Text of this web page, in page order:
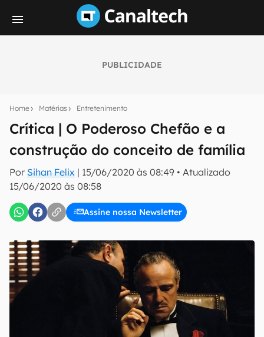
PUBLICIDADE
Home Matérias Entretenimento
Crítica | O Poderoso Chefão e a
construção do conceito de família
Por Sihan Felix | 15/06/2020 às 08:49 • Atualizado
15/06/2020 às 08:58
Assine nossa Newsletter
notícias e reviews sobre tecnologia em primeira
mão.
E-mail
Uso e Política de Privacidade do Canaltech.